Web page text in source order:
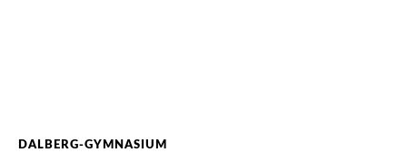
DALBERG-GYMNASIUM